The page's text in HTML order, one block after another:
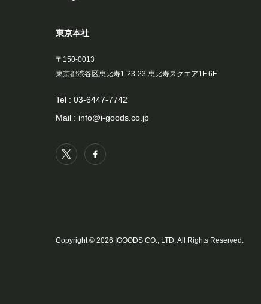
東京本社
〒150-0013
東京都渋谷区恵比寿1-23-23 恵比寿スクエア1F 6F
Tel :03-6447-7742
Mail : info@i-goods.co.jp
Copyright © 2026 IGOODS CO., LTD. All Rights Reserved.